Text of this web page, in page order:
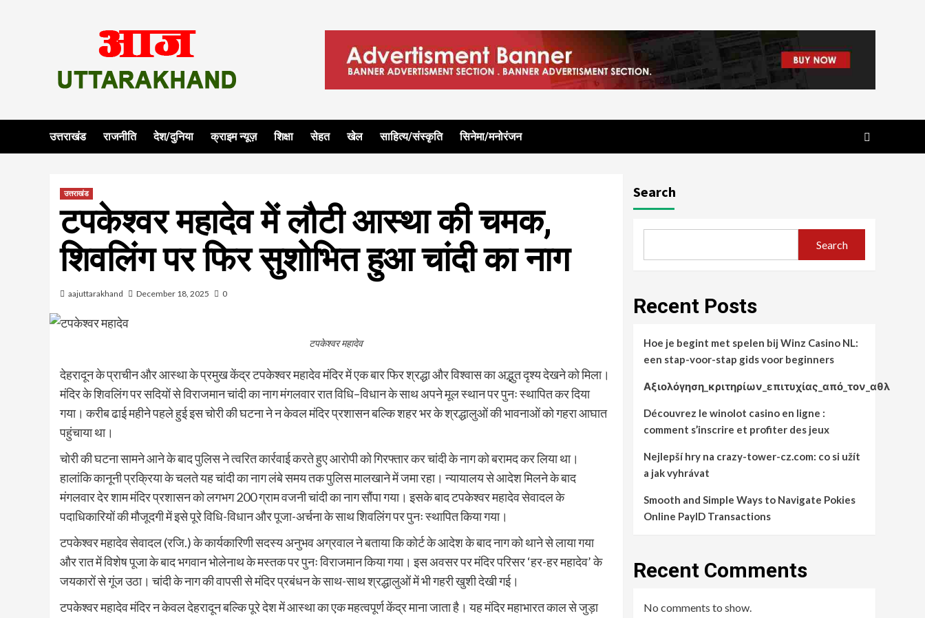
उत्तराखंड राजनीति देश/दुनिया क्राइम न्यूज़ शिक्षा सेहत खेल साहित्य/संस्कृति सिनेमा/मनोरंजन
उत्तराखंड
टपकेश्वर महादेव में लौटी आस्था की चमक,
शिवलिंग पर फिर सुशोभित हुआ चांदी का नाग
aajuttarakhand December 18, 2025 0
टपकेश्वर महादेव
देहरादून के प्राचीन और आस्था के प्रमुख केंद्र टपकेश्वर महादेव मंदिर में एक बार फिर श्रद्धा और विश्वास का अद्भुत दृश्य देखने को मिला।
मंदिर के शिवलिंग पर सदियों से विराजमान चांदी का नाग मंगलवार रात विधि–विधान के साथ अपने मूल स्थान पर पुनः स्थापित कर दिया
गया। करीब ढाई महीने पहले हुई इस चोरी की घटना ने न केवल मंदिर प्रशासन बल्कि शहर भर के श्रद्धालुओं की भावनाओं को गहरा आघात
पहुंचाया था।
चोरी की घटना सामने आने के बाद पुलिस ने त्वरित कार्रवाई करते हुए आरोपी को गिरफ्तार कर चांदी के नाग को बरामद कर लिया था।
हालांकि कानूनी प्रक्रिया के चलते यह चांदी का नाग लंबे समय तक पुलिस मालखाने में जमा रहा। न्यायालय से आदेश मिलने के बाद
मंगलवार देर शाम मंदिर प्रशासन को लगभग 200 ग्राम वजनी चांदी का नाग सौंपा गया। इसके बाद टपकेश्वर महादेव सेवादल के
पदाधिकारियों की मौजूदगी में इसे पूरे विधि-विधान और पूजा-अर्चना के साथ शिवलिंग पर पुनः स्थापित किया गया।
टपकेश्वर महादेव सेवादल (रजि.) के कार्यकारिणी सदस्य अनुभव अग्रवाल ने बताया कि कोर्ट के आदेश के बाद नाग को थाने से लाया गया
और रात में विशेष पूजा के बाद भगवान भोलेनाथ के मस्तक पर पुनः विराजमान किया गया। इस अवसर पर मंदिर परिसर ‘हर-हर महादेव’ के
जयकारों से गूंज उठा। चांदी के नाग की वापसी से मंदिर प्रबंधन के साथ-साथ श्रद्धालुओं में भी गहरी खुशी देखी गई।
टपकेश्वर महादेव मंदिर न केवल देहरादून बल्कि पूरे देश में आस्था का एक महत्वपूर्ण केंद्र माना जाता है। यह मंदिर महाभारत काल से जुड़ा
Search
Search
Recent Posts
Hoe je begint met spelen bij Winz Casino NL:
een stap-voor-stap gids voor beginners
Αξιολόγηση_κριτηρίων_επιτυχίας_από_τον_αθλ
Découvrez le winolot casino en ligne :
comment s’inscrire et profiter des jeux
Nejlepší hry na crazy-tower-cz.com: co si užít
a jak vyhrávat
Smooth and Simple Ways to Navigate Pokies
Online PayID Transactions
Recent Comments
No comments to show.